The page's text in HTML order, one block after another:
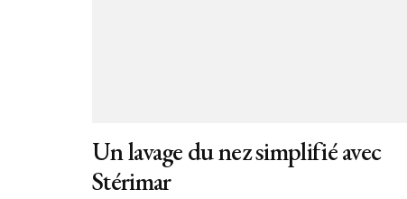
Un lavage du nez simplifié avec
Stérimar